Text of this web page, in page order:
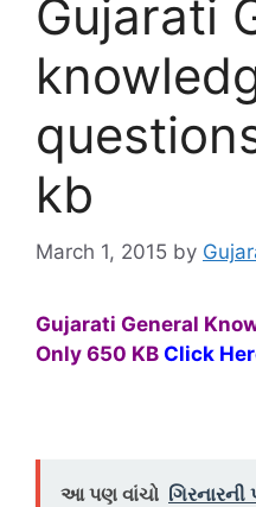
Gujarati
kb
March 1, 2015 by
Gujarati General
Only 650 KB Click
આ પણ વાંચો